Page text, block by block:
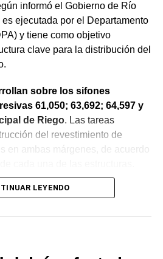
informó el Gobierno de Río
ejecutada por el Departamento
y tiene como objetivo
clave para la distribución del
sobre los sifones
61,050; 63,692; 64,597 y
de Riego. Las tareas
del revestimiento de
en ambas márgenes, de acuerdo
de losas deterioradas, la
un nuevo revestimiento de
malla de acero y el sellado de
de la infraestructura.
LEYENDO